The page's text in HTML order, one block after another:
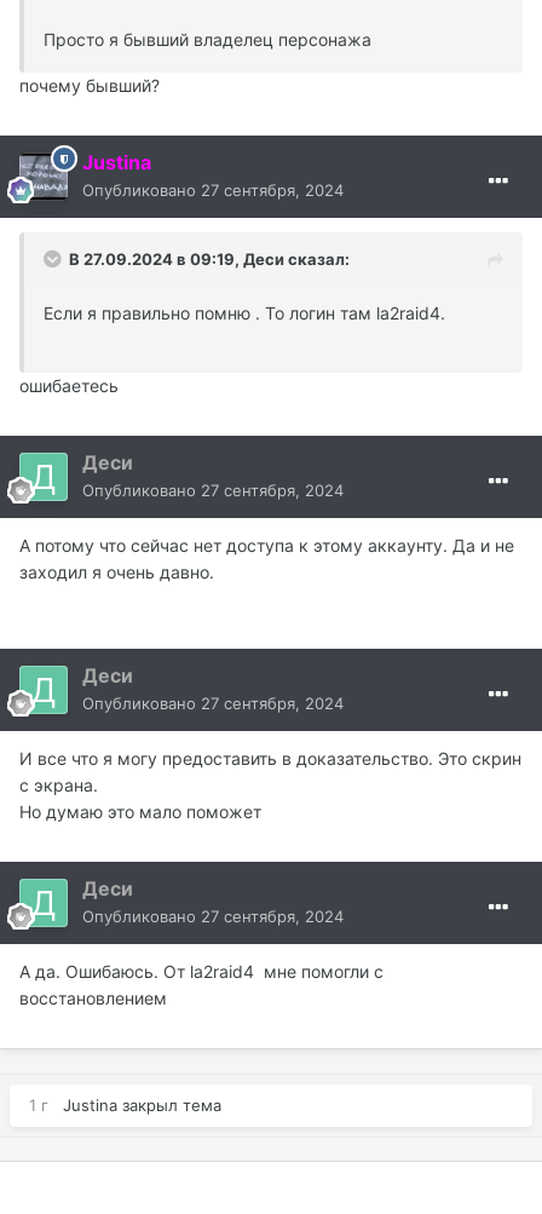
Просто я бывший владелец персонажа
почему бывший?
Justina
Опубликовано 27 сентября, 2024
В 27.09.2024 в 09:19, Десисказал:
Если я правильно помню . То логин там la2raid4.
ошибаетесь
Деси
Опубликовано 27 сентября, 2024
А потому что сейчас нет доступа к этому аккаунту. Да и не
заходил я очень давно.
Деси
Опубликовано 27 сентября, 2024
И все что я могу предоставить в доказательство. Это скрин
с экрана.
Но думаю это мало поможет
Деси
Опубликовано 27 сентября, 2024
А да. Ошибаюсь. От la2raid4 мне помогли с
восстановлением
1 г Justina закрыл тема